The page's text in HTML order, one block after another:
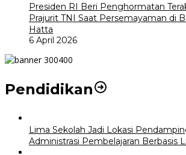
Presiden RI Beri Penghormatan
Prajurit TNI Saat Persemayaman di
Hatta
6 April 2026
Pendidikan
Lima Sekolah Jadi Lokasi
Administrasi Pembelajaran Berbasis